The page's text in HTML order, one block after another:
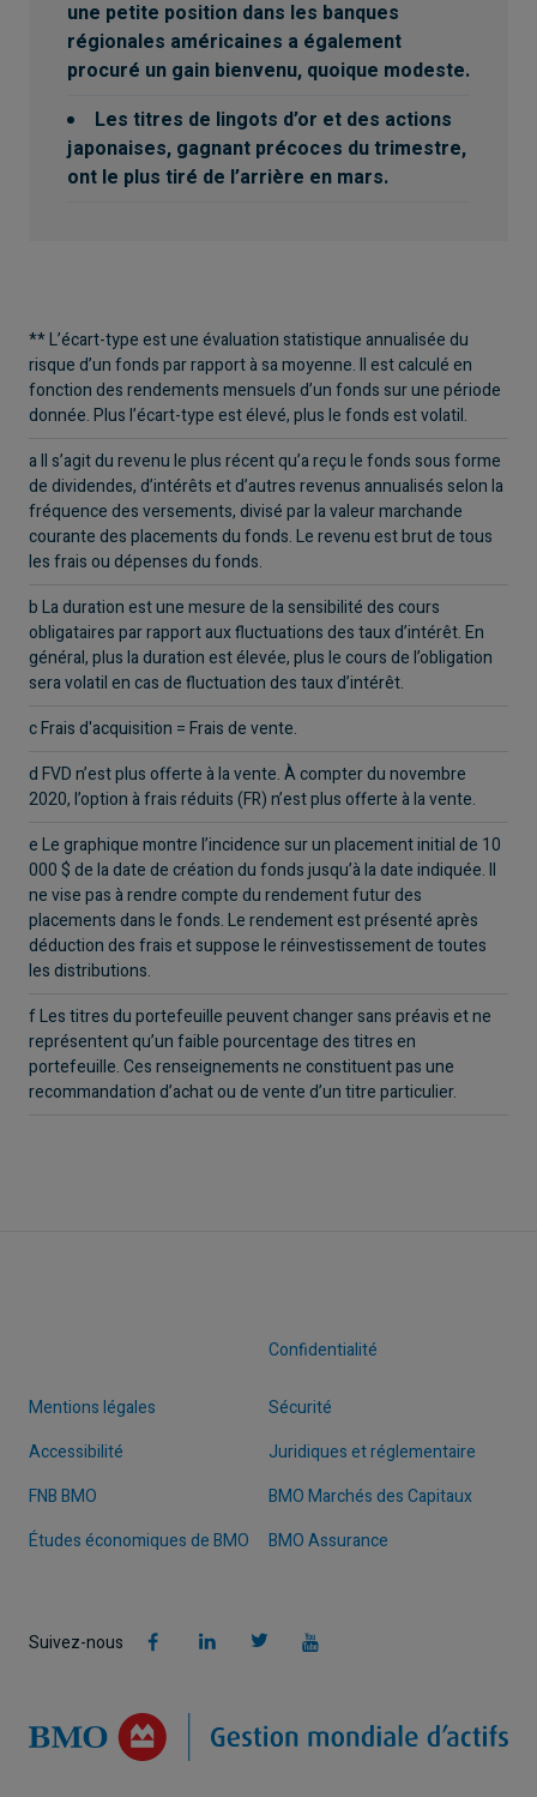
une petite position dans les banques
régionales américaines a également
procuré un gain bienvenu, quoique modeste.
Les titres de lingots d’or et des actions
japonaises, gagnant précoces du trimestre,
ont le plus tiré de l’arrière en mars.
** L’écart-type est une évaluation statistique annualisée du
risque d’un fonds par rapport à sa moyenne. Il est calculé en
fonction des rendements mensuels d’un fonds sur une période
donnée. Plus l’écart-type est élevé, plus le fonds est volatil.
a Il s’agit du revenu le plus récent qu’a reçu le fonds sous forme
de dividendes, d’intérêts et d’autres revenus annualisés selon la
fréquence des versements, divisé par la valeur marchande
courante des placements du fonds. Le revenu est brut de tous
les frais ou dépenses du fonds.
b La duration est une mesure de la sensibilité des cours
obligataires par rapport aux fluctuations des taux d’intérêt. En
général, plus la duration est élevée, plus le cours de l’obligation
sera volatil en cas de fluctuation des taux d’intérêt.
c Frais d'acquisition = Frais de vente.
d FVD n’est plus offerte à la vente. À compter du novembre
2020, l’option à frais réduits (FR) n’est plus offerte à la vente.
e Le graphique montre l’incidence sur un placement initial de 10
000 $ de la date de création du fonds jusqu’à la date indiquée. Il
ne vise pas à rendre compte du rendement futur des
placements dans le fonds. Le rendement est présenté après
déduction des frais et suppose le réinvestissement de toutes
les distributions.
f Les titres du portefeuille peuvent changer sans préavis et ne
représentent qu’un faible pourcentage des titres en
portefeuille. Ces renseignements ne constituent pas une
recommandation d’achat ou de vente d’un titre particulier.
Confidentialité
Mentions légales
Sécurité
Accessibilité
Juridiques et réglementaire
FNB BMO
BMO Marchés des Capitaux
Études économiques de BMO
BMO Assurance
Suivez-nous